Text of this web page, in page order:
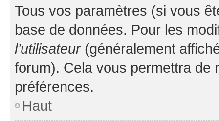
Tous vos paramètres (si vous
base de données. Pour les
l’utilisateur(généralement
forum). Cela vous permettra de
préférences.
Haut